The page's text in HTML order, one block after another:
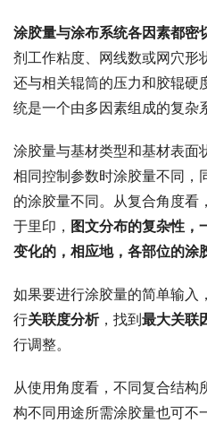
涂胶量与涂布系统各因素都密
剂工作粘度、网线数或网穴形
还与相关辊筒的压力和胶辊硬
统是一个由多因素组成的复杂
涂胶量与基材类型和基材表面
相同控制参数时涂胶量不同，
的涂胶量不同。从复合角度看
于里印， 图文分布的复杂性，
变化的，相应地，各部位的涂
如果要进行涂胶量的简单输入
行关联度分析，找到最大关联
行调整。
从使用角度看，不同复合结构
构不同用途所需涂胶量也可不